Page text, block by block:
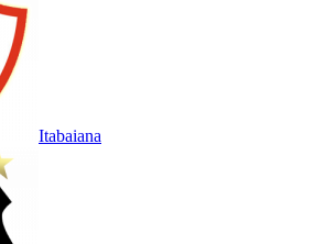
Itabaiana